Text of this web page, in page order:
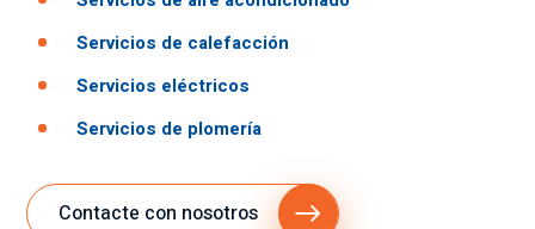
Servicios de calefacción
Servicios eléctricos
Servicios de plomería
Contacte con nosotros